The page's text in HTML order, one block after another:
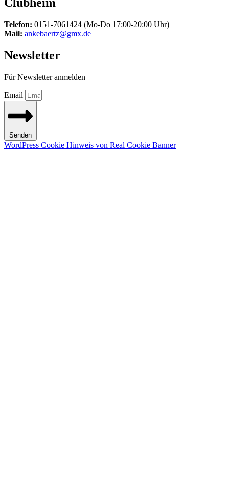
Telefon: 0151-7061424 (Mo-Do 17:00-20:00 Uhr)
Mail: ankebaertz@gmx.de
Newsletter
Für Newsletter anmelden
Email
Senden
WordPress Cookie Hinweis von Real Cookie Banner